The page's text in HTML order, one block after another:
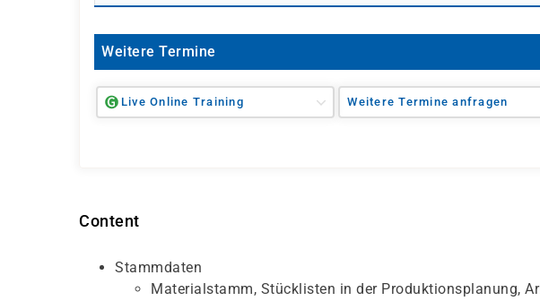
Weitere Termine
Live Online Training Weitere Termine anfragen
Content
Stammdaten
Materialstamm, Stücklisten in der Produktionsplanung,